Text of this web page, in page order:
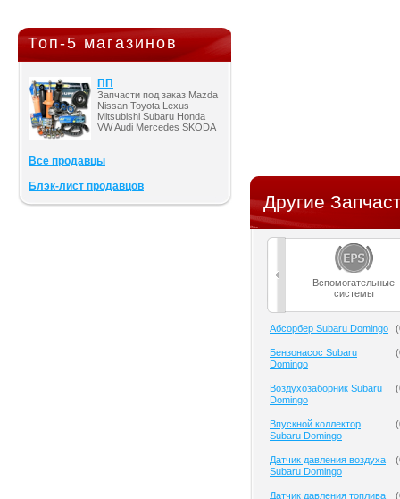
Топ-5 магазинов
ПП
Запчасти под заказ Mazda
Nissan Toyota Lexus
Mitsubishi Subaru Honda
VW Audi Mercedes SKODA
Все продавцы
Блэк-лист продавцов
Другие
Вспомогательные
системы
Абсорбер Subaru Domingo (
Бензонасос Subaru
Domingo
(
Воздухозаборник Subaru
Domingo
(
Впускной коллектор
Subaru Domingo
(
Датчик давления воздуха
Subaru Domingo
(
Датчик давления топлива
(